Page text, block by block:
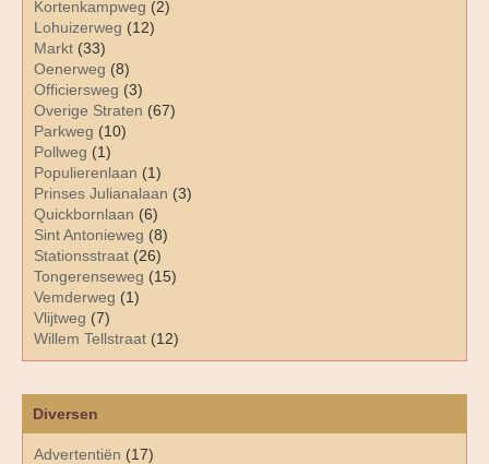
Diversen
Advertentiën (17)
Kortenkampweg (2)
Lohuizerweg (12)
Markt (33)
Oenerweg (8)
Officiersweg (3)
Overige Straten (67)
Parkweg (10)
Pollweg (1)
Populierenlaan (1)
Prinses Julianalaan (3)
Quickbornlaan (6)
Sint Antonieweg (8)
Stationsstraat (26)
Tongerenseweg (15)
Vemderweg (1)
Vlijtweg (7)
Willem Tellstraat (12)